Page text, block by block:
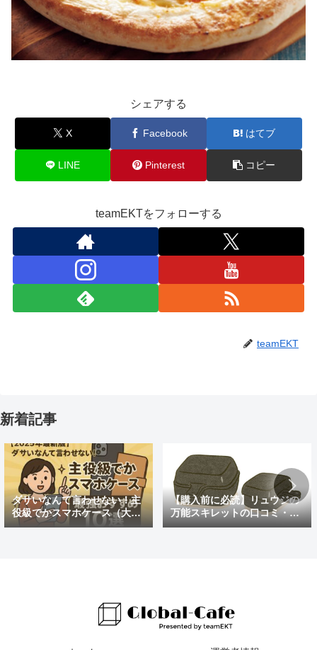
シェアする
X Facebook はてブ
LINE Pinterest コピー
teamEKTをフォローする
teamEKT
新着記事
ダサいなんて言わせない！主
役級でかスマホケース（大き
めの）最強おすすめ10選
【購入前に必読】リュウジの
万能スキレットの口コミ・評
判まとめ｜後悔しないための